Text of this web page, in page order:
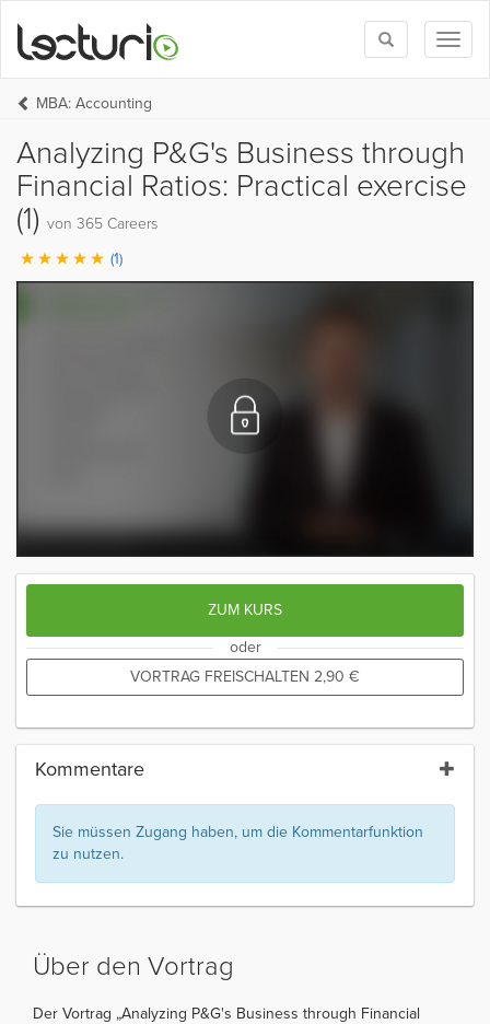
Toggle
search
MBA: Accounting
Analyzing P&G's Business through
Financial Ratios: Practical exercise
(1) von 365 Careers
(1)
ZUM KURS
oder
VORTRAG FREISCHALTEN 2,90 €
Kommentare
Sie müssen Zugang haben, um die Kommentarfunktion
zu nutzen.
Über den Vortrag
Der Vortrag „Analyzing P&G's Business through Financial